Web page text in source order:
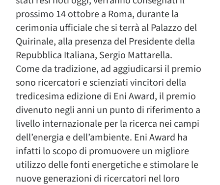
prossimo 14 ottobre a Roma, durante la
cerimonia ufficiale che si terrà al Palazzo del
Quirinale, alla presenza del Presidente della
Repubblica Italiana, Sergio Mattarella.
Come da tradizione, ad aggiudicarsi il premio
sono ricercatori e scienziati vincitori della
tredicesima edizione di Eni Award, il premio
divenuto negli anni un punto di riferimento a
livello internazionale per la ricerca nei campi
dell’energia e dell’ambiente. Eni Award ha
infatti lo scopo di promuovere un migliore
utilizzo delle fonti energetiche e stimolare le
nuove generazioni di ricercatori nel loro